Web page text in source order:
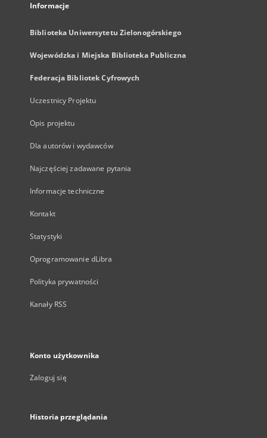
Informacje
Biblioteka Uniwersytetu Zielonogórskiego
Wojewódzka i Miejska Biblioteka Publiczna
Federacja Bibliotek Cyfrowych
Uczestnicy Projektu
Opis projektu
Dla autorów i wydawców
Najczęściej zadawane pytania
Informacje techniczne
Kontakt
Statystyki
Oprogramowanie dLibra
Polityka prywatności
Kanały RSS
Konto użytkownika
Zaloguj się
Historia przeglądania